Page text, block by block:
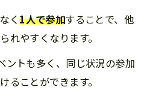
く1人で参加することで、他
れやすくなります。
ントも多く、同じ状況の参加
ることができます。